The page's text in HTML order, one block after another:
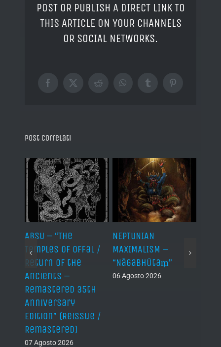
POST OR PUBLISH A DIRECT LINK TO
THIS ARTICLE ON YOUR CHANNELS
OR SOCIAL NETWORKS.
Facebook
X RedditWhatsAppTumblrPinterest
Post correlati
ABSU – “The
Temples of Offal /
Return of the
Ancients –
Remastered 35th
Anniversary
Edition” (Reissue /
Remastered)
07 Agosto 2026
NEPTUNIAN
MAXIMALISM –
“Nāgabhūtaṃ”
06 Agosto 2026